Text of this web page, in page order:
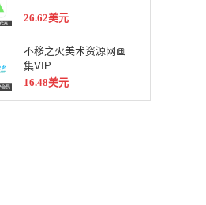
26.62美元
不移之火美术资源网画
集VIP
16.48美元